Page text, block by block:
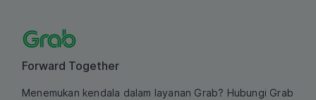
Forward Together
Menemukan kendala dalam layanan Grab? Hubungi Grab